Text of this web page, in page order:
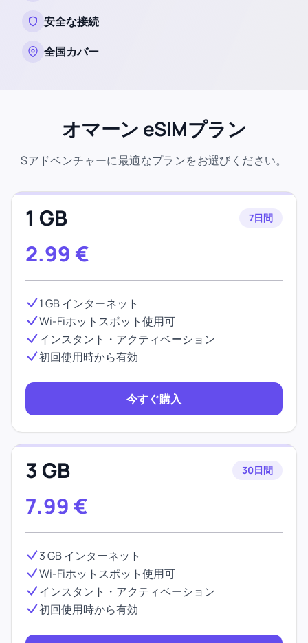
安全な接続
全国カバー
オマーン eSIMプラン
Sアドベンチャーに最適なプランをお選びください。
1 GB 7日間
2.99 €
1 GB インターネット
Wi-Fiホットスポット使用可
インスタント・アクティベーション
初回使用時から有効
今すぐ購入
3 GB 30日間
7.99 €
3 GB インターネット
Wi-Fiホットスポット使用可
インスタント・アクティベーション
初回使用時から有効